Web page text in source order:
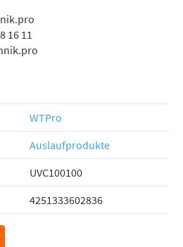
16 11
WTPro
Auslaufprodukte
UVC100100
4251333602836